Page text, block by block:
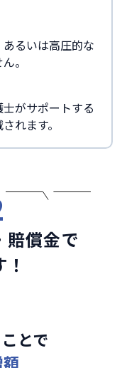
るいは高圧的な
。
がサポートする
れます。
賠償金で
とで